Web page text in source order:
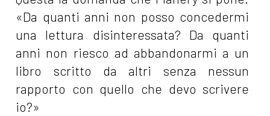
«Da quanti anni non posso concedermi
una lettura disinteressata? Da quanti
anni non riesco ad abbandonarmi a un
libro scritto da altri senza nessun
rapporto con quello che devo scrivere
io?»